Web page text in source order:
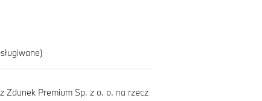
Zdunek Premium Sp. z o. o. na rzecz